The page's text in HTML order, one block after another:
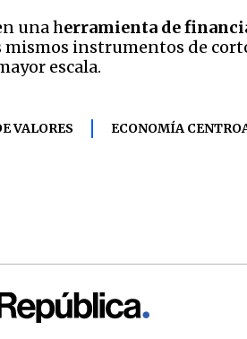
una herramienta de
instrumentos de
escala.
VALORES ECONOMÍA